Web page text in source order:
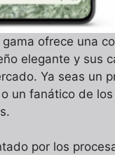
ofrece una
elegante y sus
Ya seas un
un fanático de
por los